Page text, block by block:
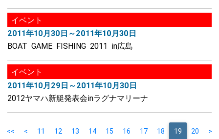
イベント
2011年10月30日～2011年10月30日
BOAT GAME FISHING 2011 in広島
イベント
2011年10月29日～2011年10月30日
2012ヤマハ新艇発表会inラグナマリーナ
<< < 11 12 13 14 15 16 17 18 (current)
19 20 >